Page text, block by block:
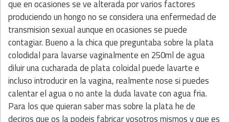
que en ocasiones se ve alterada por varios factores
produciendo un hongo no se considera una enfermedad de
transmision sexual aunque en ocasiones se puede
contagiar. Bueno a la chica que preguntaba sobre la plata
colodidal para lavarse vaginalmente en 250ml de agua
diluir una cucharada de plata coloidal puede lavarte e
incluso introducir en la vagina, realmente nose si puedes
calentar el agua o no ante la duda lavate con agua fria.
Para los que quieran saber mas sobre la plata he de
deciros que os la podeis fabricar vosotros mismos y que es